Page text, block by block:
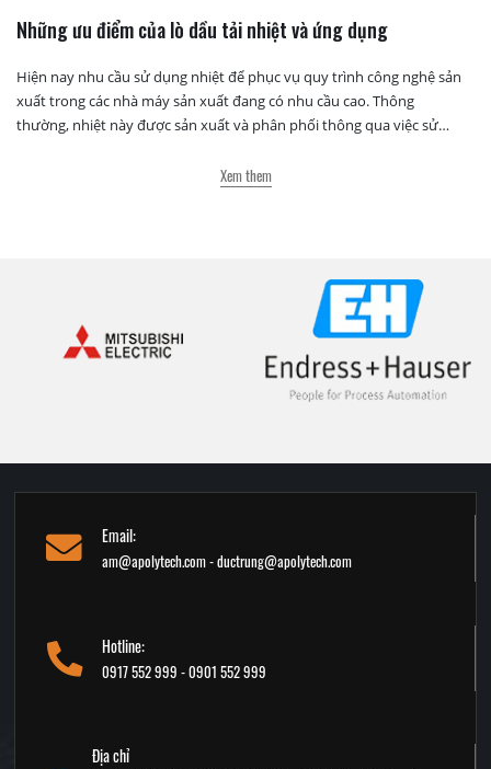
Những ưu điểm của lò dầu tải nhiệt và ứng dụng
Hiện nay nhu cầu sử dụng nhiệt để phục vụ quy trình công nghệ sản
xuất trong các nhà máy sản xuất đang có nhu cầu cao. Thông
thường, nhiệt này được sản xuất và phân phối thông qua việc sử
Xem them
Email:
am@apolytech.com - ductrung@apolytech.com
Hotline:
0917 552 999 - 0901 552 999
Địa chỉ